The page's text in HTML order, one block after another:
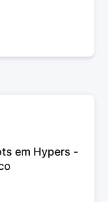
em Hypers -